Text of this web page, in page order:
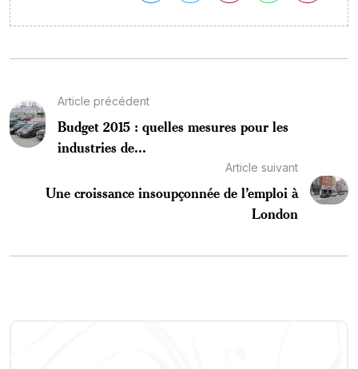
Article précédent
Budget 2015 : quelles mesures pour les
industries de...
Article suivant
Une croissance insoupçonnée de l’emploi à
London